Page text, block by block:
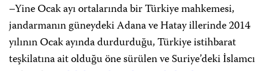
–Yine Ocak ayı ortalarında bir Türkiye mahkemesi,
jandarmanın güneydeki Adana ve Hatay illerinde 2014
yılının Ocak ayında durdurduğu, Türkiye istihbarat
teşkilatına ait olduğu öne sürülen ve Suriye’deki İslamcı